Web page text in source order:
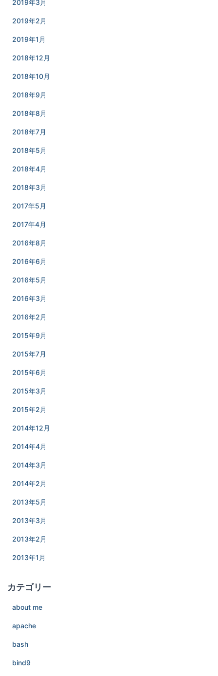
2019年3月
2019年2月
2019年1月
2018年12月
2018年10月
2018年9月
2018年8月
2018年7月
2018年5月
2018年4月
2018年3月
2017年5月
2017年4月
2016年8月
2016年6月
2016年5月
2016年3月
2016年2月
2015年9月
2015年7月
2015年6月
2015年3月
2015年2月
2014年12月
2014年4月
2014年3月
2014年2月
2013年5月
2013年3月
2013年2月
2013年1月
カテゴリー
about me
apache
bash
bind9